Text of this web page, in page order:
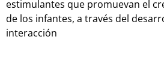
estimulantes que promuevan el
de los infantes, a través del
interacción